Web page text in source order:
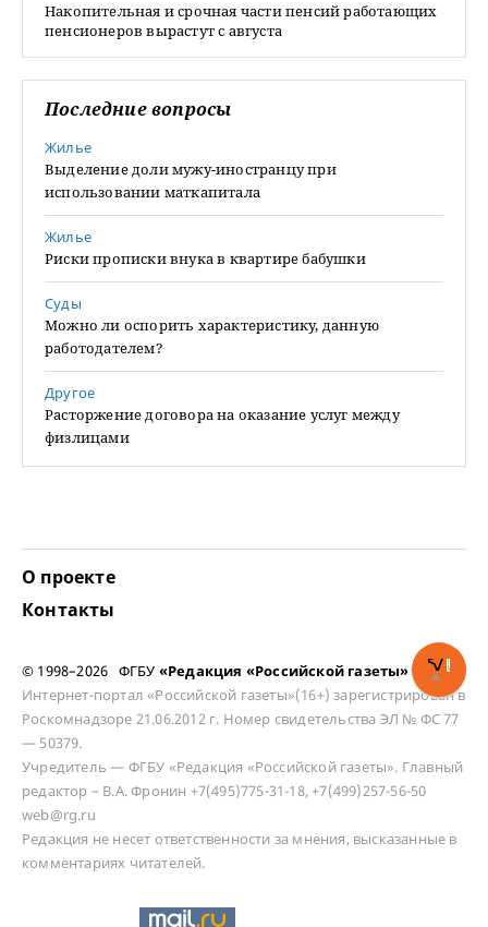
Накопительная и срочная части пенсий работающих
пенсионеров вырастут с августа
Последние вопросы
Жилье
Выделение доли мужу-иностранцу при
использовании маткапитала
Жилье
Риски прописки внука в квартире бабушки
Суды
Можно ли оспорить характеристику, данную
работодателем?
Другое
Расторжение договора на оказание услуг между
физлицами
О проекте
Контакты
© 1998–2026 ФГБУ «Редакция «Российской газеты»
Интернет-портал «Российской газеты»(16+) зарегистрирован в
Роскомнадзоре 21.06.2012 г. Номер свидетельства ЭЛ № ФС 77
— 50379.
Учредитель — ФГБУ «Редакция «Российской газеты». Главный
редактор – В.А. Фронин +7(495)775-31-18, +7(499)257-56-50
web@rg.ru
Редакция не несет ответственности за мнения, высказанные в
комментариях читателей.